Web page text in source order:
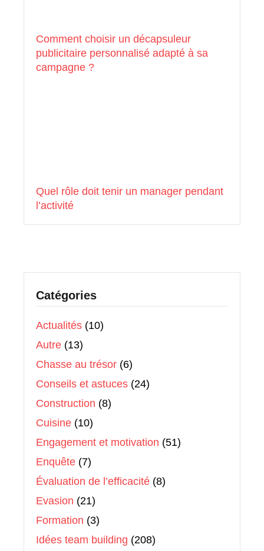
Comment choisir un décapsuleur
publicitaire personnalisé adapté à sa
campagne ?
Quel rôle doit tenir un manager pendant
l’activité
Catégories
Actualités (10)
Autre (13)
Chasse au trésor (6)
Conseils et astuces (24)
Construction (8)
Cuisine (10)
Engagement et motivation (51)
Enquête (7)
Évaluation de l’efficacité (8)
Evasion (21)
Formation (3)
Idées team building (208)